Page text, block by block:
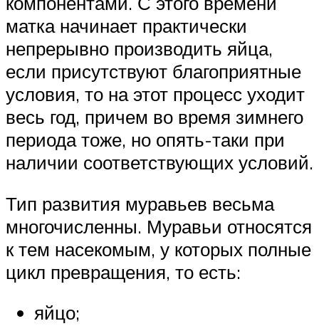
матка начинает практически
непрерывно производить яйца,
если присутствуют благоприятные
условия, то на этот процесс уходит
весь год, причем во время зимнего
периода тоже, но опять-таки при
наличии соответствующих условий.
Тип развития муравьев весьма
многочисленны. Муравьи относятся
к тем насекомым, у которых полные
цикл превращения, то есть:
яйцо;